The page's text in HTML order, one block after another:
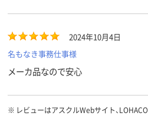
2024年10月4日
名もなき事務仕事様
メーカ品なので安心
※ レビューはアスクルWebサイト、